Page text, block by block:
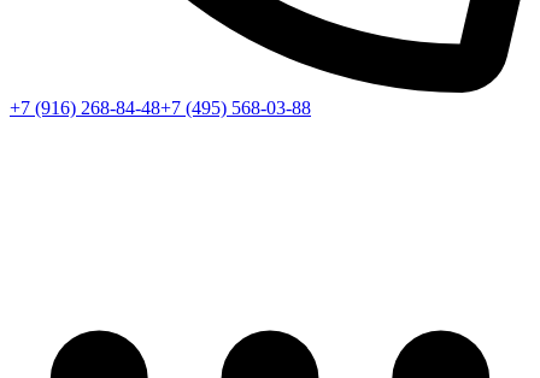
+7 (916) 268-84-48+7 (495) 568-03-88